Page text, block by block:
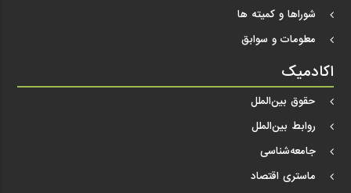
شوراها و کمیته ها
معلومات و سوابق
اکادمیک
حقوق بین‌الملل
روابط بین‌الملل
جامعه‌شناسی
ماستری اقتصاد